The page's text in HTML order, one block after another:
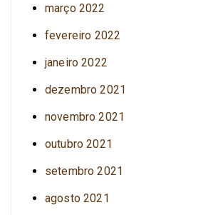
março 2022
fevereiro 2022
janeiro 2022
dezembro 2021
novembro 2021
outubro 2021
setembro 2021
agosto 2021